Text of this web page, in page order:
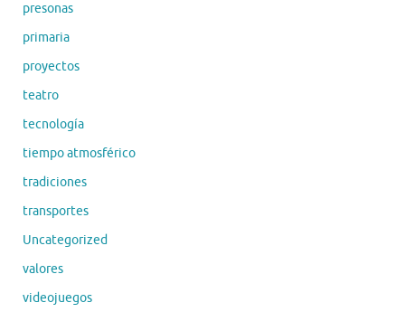
presonas
primaria
proyectos
teatro
tecnología
tiempo atmosférico
tradiciones
transportes
Uncategorized
valores
videojuegos